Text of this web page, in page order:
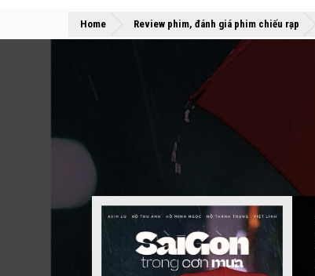
Home Review phim, đánh giá phim chiếu rạp